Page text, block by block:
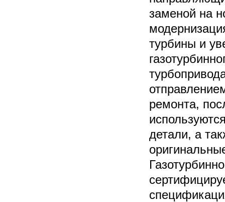
заменой на
турбины и
ремонта,
детали, а